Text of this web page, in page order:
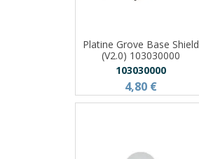
Platine Grove Base Shield
(V2.0) 103030000
103030000
4,80 €